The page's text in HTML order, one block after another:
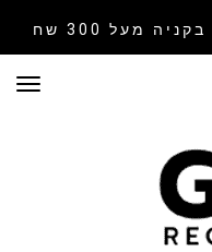
בקניה מעל 300 שח